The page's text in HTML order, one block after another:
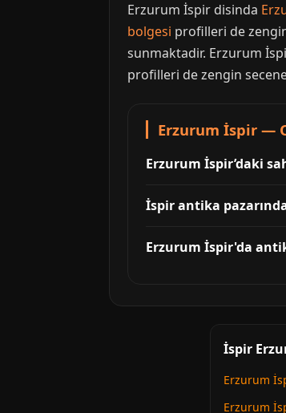
Erzurum İspir disinda
bolgesi profilleri de
sunmaktadir. Erzurum
profilleri de zengin
Erzurum İspir —
Erzurum İspir’daki
İspir antika
Erzurum İspir'da
İspir
Erzurum
Erzurum